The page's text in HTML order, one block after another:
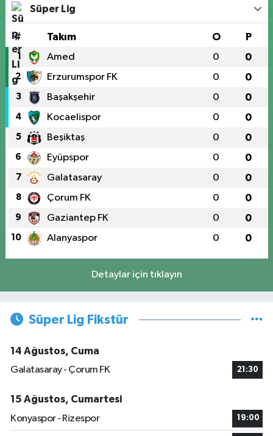
Süper Lig
# Takım O P
1 Amed 0 0
2 Erzurumspor FK 0 0
3 Başakşehir 0 0
4 Kocaelispor 0 0
5 Beşiktaş 0 0
6 Eyüpspor 0 0
7 Galatasaray 0 0
8 Çorum FK 0 0
9 Gaziantep FK 0 0
10 Alanyaspor 0 0
Detaylar için tıklayın
Süper Lig Fikstür
14 Ağustos, Cuma
Galatasaray - Çorum FK
21:30
15 Ağustos, Cumartesi
Konyaspor - Rizespor
19:00